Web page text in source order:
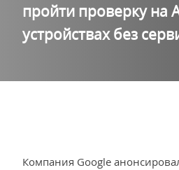
пройти проверку на
устройствах без
Компания Google